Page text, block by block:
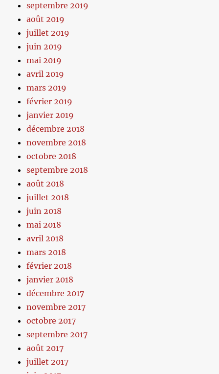
septembre 2019
août 2019
juillet 2019
juin 2019
mai 2019
avril 2019
mars 2019
février 2019
janvier 2019
décembre 2018
novembre 2018
octobre 2018
septembre 2018
août 2018
juillet 2018
juin 2018
mai 2018
avril 2018
mars 2018
février 2018
janvier 2018
décembre 2017
novembre 2017
octobre 2017
septembre 2017
août 2017
juillet 2017